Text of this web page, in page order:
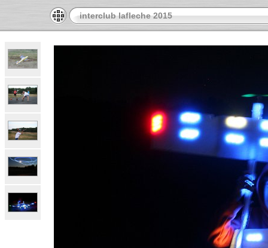
interclub lafleche 2015